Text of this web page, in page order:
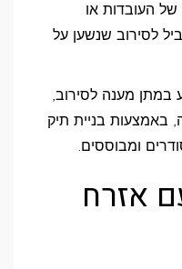
העובדות או
לסירוב שנשען על
במתן מענה לסירוב,
באמצעות בניית תיק
ומבוססים.
אזרח